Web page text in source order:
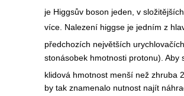
je Higgsův boson jeden, v
více. Nalezení higgse je jedním z
předchozích největších
stonásobek hmotnosti protonu). Aby
klidová hmotnost menší než zhruba
by tak znamenalo nutnost najít